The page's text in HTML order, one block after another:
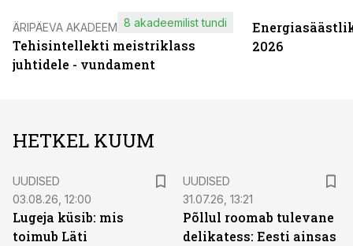
ÄRIPÄEVA AKADEEMIA
Tehisintellekti meistriklass
juhtidele - vundament
8 akadeemilist tundi
2026
HETKEL KUUM
UUDISED
03.08.26, 12:00
Lugeja küsib: mis
toimub Läti
UUDISED
31.07.26, 13:21
Põllul roomab tulevane
delikatess: Eesti ainsas